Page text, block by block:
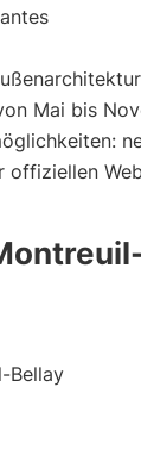
Mai bis
offiziellen